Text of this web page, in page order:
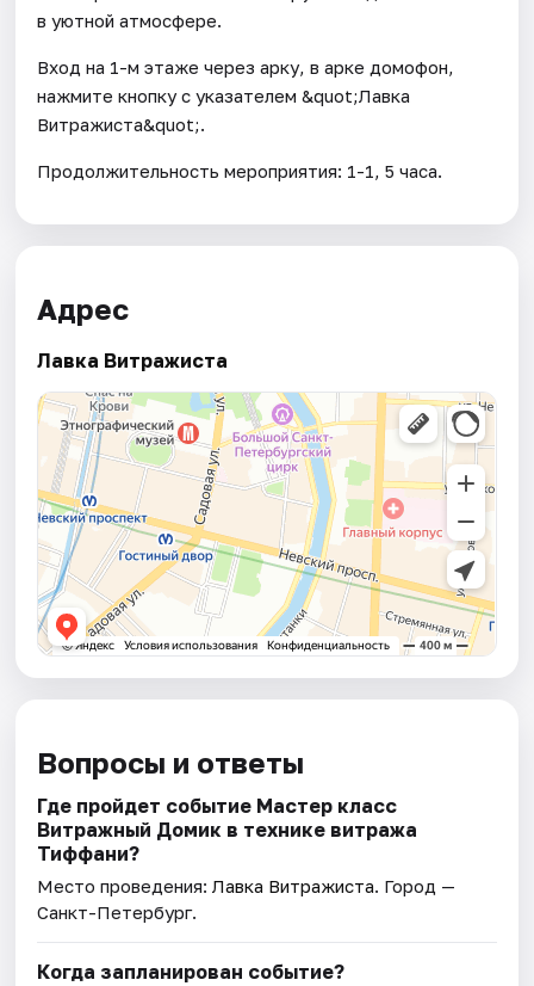
в уютной атмосфере.
Вход на 1-м этаже через арку, в арке домофон,
нажмите кнопку с указателем &quot;Лавка
Витражиста&quot;.
Продолжительность мероприятия: 1-1, 5 часа.
Адрес
Лавка Витражиста
Вопросы и ответы
Где пройдет событие Мастер класс
Витражный Домик в технике витража
Тиффани?
Место проведения:Лавка Витражиста. Город —
Санкт-Петербург.
Когда запланирован событие?